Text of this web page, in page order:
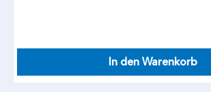
In den Warenkorb